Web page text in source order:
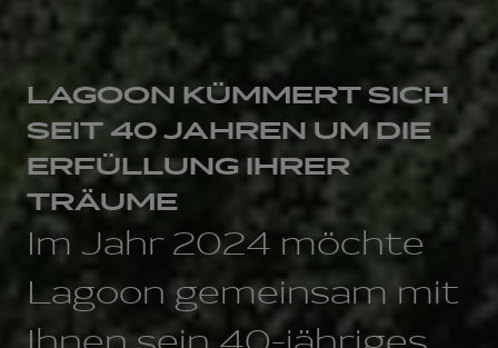
LAGOON KÜMMERT SICH
SEIT 40 JAHREN UM DIE
ERFÜLLUNG IHRER
TRÄUME
Im Jahr 2024 möchte
Lagoon gemeinsam mit